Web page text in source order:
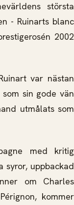
största
- Ruinarts blanc
2002
var nästan
sin gode vän
utmålats som
med kritig
syror, uppbackad
om Charles
kommer